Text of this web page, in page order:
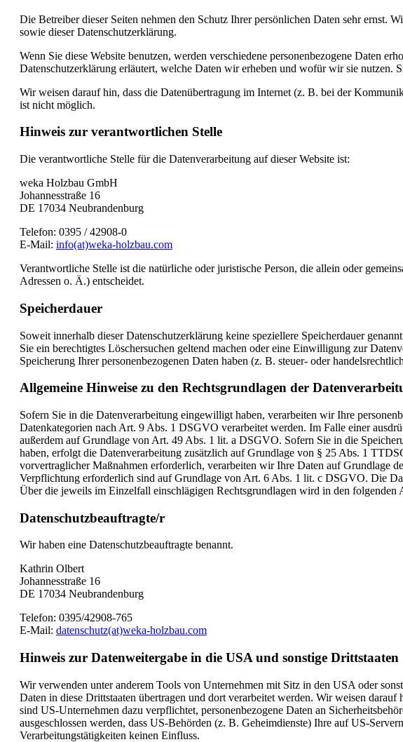
Die Betreiber dieser Seiten nehmen den Schutz Ihrer persönlichen Daten sehr ernst.
sowie dieser Datenschutzerklärung.
Wenn Sie diese Website benutzen, werden verschiedene personenbezogene Daten
Datenschutzerklärung erläutert, welche Daten wir erheben und wofür wir sie nutzen.
Wir weisen darauf hin, dass die Datenübertragung im Internet (z. B. bei der
ist nicht möglich.
Hinweis zur verantwortlichen Stelle
Die verantwortliche Stelle für die Datenverarbeitung auf dieser Website ist:
weka Holzbau GmbH
Johannesstraße 16
DE 17034 Neubrandenburg
Telefon: 0395 / 42908-0
E-Mail: info(at)weka-holzbau.com
Verantwortliche Stelle ist die natürliche oder juristische Person, die allein oder
Adressen o. Ä.) entscheidet.
Speicherdauer
Soweit innerhalb dieser Datenschutzerklärung keine speziellere Speicherdauer
Sie ein berechtigtes Löschersuchen geltend machen oder eine Einwilligung zur
Speicherung Ihrer personenbezogenen Daten haben (z. B. steuer- oder
Allgemeine Hinweise zu den Rechtsgrundlagen der
Sofern Sie in die Datenverarbeitung eingewilligt haben, verarbeiten wir Ihre
Datenkategorien nach Art. 9 Abs. 1 DSGVO verarbeitet werden. Im Falle einer
außerdem auf Grundlage von Art. 49 Abs. 1 lit. a DSGVO. Sofern Sie in die
haben, erfolgt die Datenverarbeitung zusätzlich auf Grundlage von § 25 Abs. 1
vorvertraglicher Maßnahmen erforderlich, verarbeiten wir Ihre Daten auf Grundlage
Verpflichtung erforderlich sind auf Grundlage von Art. 6 Abs. 1 lit. c DSGVO. Die
Über die jeweils im Einzelfall einschlägigen Rechtsgrundlagen wird in den folgenden
Datenschutzbeauftragte/r
Wir haben eine Datenschutzbeauftragte benannt.
Kathrin Olbert
Johannesstraße 16
DE 17034 Neubrandenburg
Telefon: 0395/42908-765
E-Mail: datenschutz(at)weka-holzbau.com
Hinweis zur Datenweitergabe in die USA und sonstige Drittstaaten
Wir verwenden unter anderem Tools von Unternehmen mit Sitz in den USA oder
Daten in diese Drittstaaten übertragen und dort verarbeitet werden. Wir weisen
sind US-Unternehmen dazu verpflichtet, personenbezogene Daten an
ausgeschlossen werden, dass US-Behörden (z. B. Geheimdienste) Ihre auf US-
Verarbeitungstätigkeiten keinen Einfluss.